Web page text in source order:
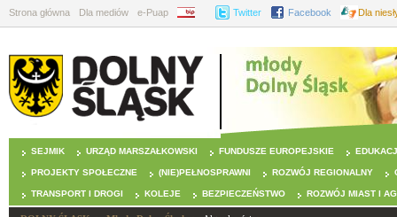
Strona główna Dla mediów e-Puap BIP Twitter Facebook Dla
SEJMIK URZĄD MARSZAŁKOWSKI FUNDUSZE EUROPEJSKIE
PROJEKTY SPOŁECZNE (NIE)PEŁNOSPRAWNI ROZWÓJ REGIONALNY
TRANSPORT I DROGI KOLEJE BEZPIECZEŃSTWO ROZWÓJ MIAST I